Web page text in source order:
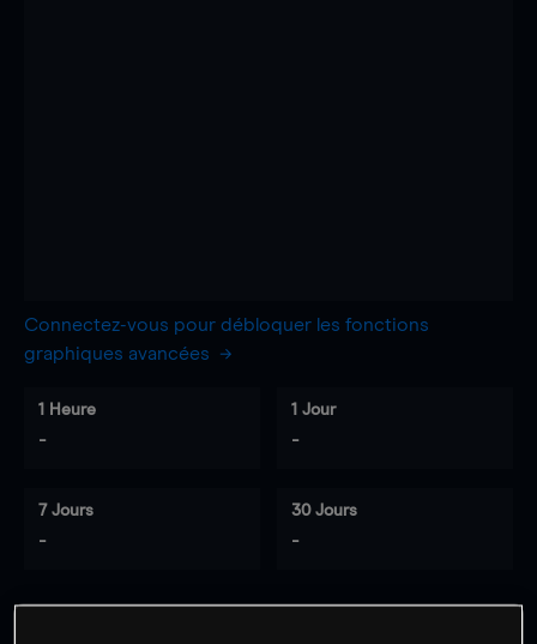
Connectez-vous pour débloquer les fonctions
graphiques avancées
1 Heure
-
1 Jour
-
7 Jours
-
30 Jours
-